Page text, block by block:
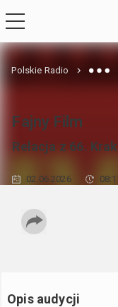
Polskie Radio
Fajny Film
Relacja z 66.
02.06.2026
Opis audycji